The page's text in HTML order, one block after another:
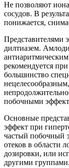
Не позволяют
сосудов. В
понижается,
Представителями
дилтиазем.
рекомендуется
большинство
побочными
Основные
эффект при
частый побочный
отеков в области
дозировки, или
другими